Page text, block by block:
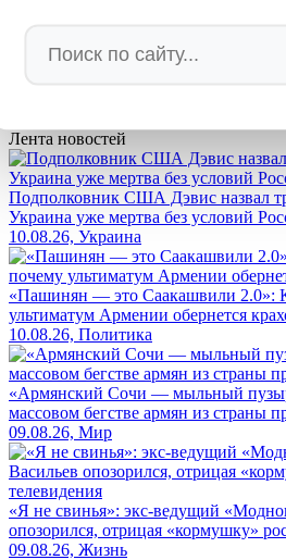
Лента новостей
Подполковник США Дэвис назвал
Украина уже мертва без условий
10.08.26, Украина
«Пашинян — это Саакашвили 2.0»:
ультиматум Армении обернется
10.08.26, Политика
«Армянский Сочи — мыльный
массовом бегстве армян из страны
09.08.26, Мир
«Я не свинья»: экс-ведущий
опозорился, отрицая «кормушку»
09.08.26, Жизнь